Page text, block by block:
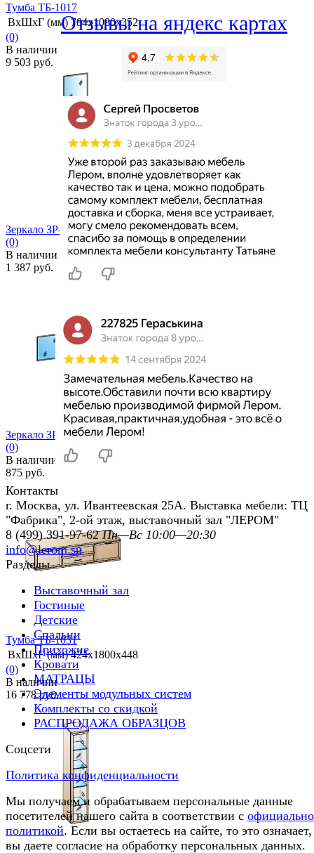
сравнить
Тумба ТБ-1017
ВхШхГ (мм) 784х1080х352
(0)
В наличии
9 503 руб.
избранное сравнить
Зеркало ЗР-1012 (для ШК-1064)
(0)
В наличии
1 387 руб.
избранное сравнить
Зеркало ЗР-1027 (для АН-1031)
(0)
В наличии
875 руб.
избранное сравнить
Тумба ТБ-1031
ВхШхГ (мм) 424х1800х448
(0)
В наличии
16 778 руб.
Отзывы на яндекс картах
Контакты
г. Москва, ул. Ивантеевская 25А. Выставка мебели: ТЦ
"Фабрика", 2-ой этаж, выставочный зал "ЛЕРОМ"
8 (499) 391-97-62 Пн—Вс 10:00—20:30
info@lerom.su
Разделы
Выставочный зал
Гостиные
Детские
Спальни
Прихожие
Кровати
МАТРАЦЫ
Элементы модульных систем
Комплекты со скидкой
РАСПРОДАЖА ОБРАЗЦОВ
Соцсети
Политика конфиденциальности
Мы получаем и обрабатываем персональные данные
посетителей нашего сайта в соответствии с
политикой. Если вы остаетесь на сайте, то это
вы даете согласие на обработку персональных данных.